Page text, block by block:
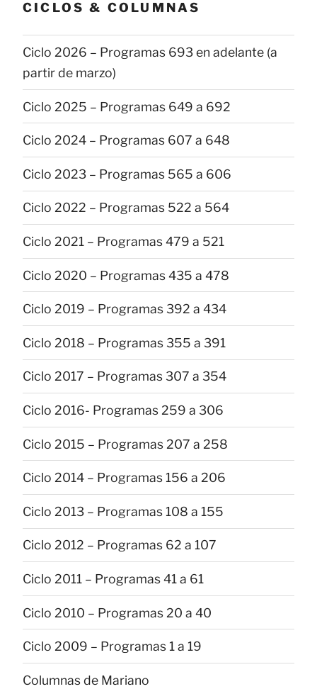
CICLOS & COLUMNAS
Ciclo 2026 – Programas 693 en adelante (a
partir de marzo)
Ciclo 2025 – Programas 649 a 692
Ciclo 2024 – Programas 607 a 648
Ciclo 2023 – Programas 565 a 606
Ciclo 2022 – Programas 522 a 564
Ciclo 2021 – Programas 479 a 521
Ciclo 2020 – Programas 435 a 478
Ciclo 2019 – Programas 392 a 434
Ciclo 2018 – Programas 355 a 391
Ciclo 2017 – Programas 307 a 354
Ciclo 2016- Programas 259 a 306
Ciclo 2015 – Programas 207 a 258
Ciclo 2014 – Programas 156 a 206
Ciclo 2013 – Programas 108 a 155
Ciclo 2012 – Programas 62 a 107
Ciclo 2011 – Programas 41 a 61
Ciclo 2010 – Programas 20 a 40
Ciclo 2009 – Programas 1 a 19
Columnas de Mariano